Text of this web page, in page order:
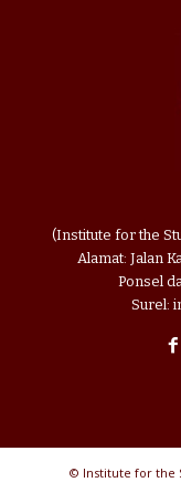
(Institute for the
Alamat: Jalan
Ponsel
Surel:
© Institute for the